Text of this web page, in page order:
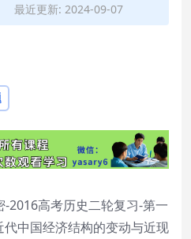
最近更新: 2024-09-07
2016高考历史二轮复习-第一
中国经济结构的变动与近现